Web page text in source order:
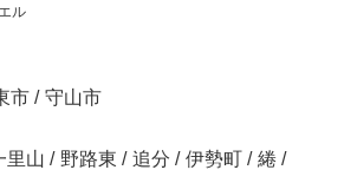
ル
市 / 守山市
里山 / 野路東 / 追分 / 伊勢町 / 綣 /